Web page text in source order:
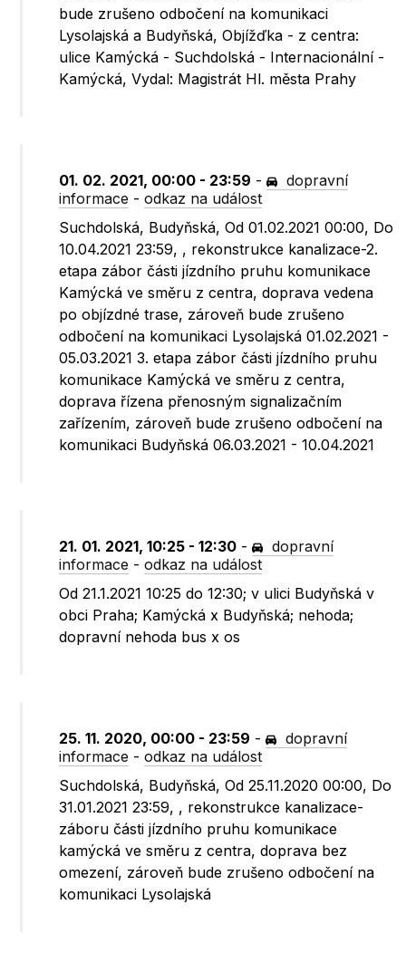
bude zrušeno odbočení na komunikaci
Lysolajská a Budyňská, Objížďka - z centra:
ulice Kamýcká - Suchdolská - Internacionální -
Kamýcká, Vydal: Magistrát Hl. města Prahy
01. 02. 2021, 00:00 - 23:59 -
dopravní
informace -odkaz na událost
Suchdolská, Budyňská, Od 01.02.2021 00:00, Do
10.04.2021 23:59, , rekonstrukce kanalizace-2.
etapa zábor části jízdního pruhu komunikace
Kamýcká ve směru z centra, doprava vedena
po objízdné trase, zároveň bude zrušeno
odbočení na komunikaci Lysolajská 01.02.2021 -
05.03.2021 3. etapa zábor části jízdního pruhu
komunikace Kamýcká ve směru z centra,
doprava řízena přenosným signalizačním
zařízením, zároveň bude zrušeno odbočení na
komunikaci Budyňská 06.03.2021 - 10.04.2021
21. 01. 2021, 10:25 - 12:30 -
dopravní
informace -odkaz na událost
Od 21.1.2021 10:25 do 12:30; v ulici Budyňská v
obci Praha; Kamýcká x Budyňská; nehoda;
dopravní nehoda bus x os
25. 11. 2020, 00:00 - 23:59 -
dopravní
informace -odkaz na událost
Suchdolská, Budyňská, Od 25.11.2020 00:00, Do
31.01.2021 23:59, , rekonstrukce kanalizace-
záboru části jízdního pruhu komunikace
kamýcká ve směru z centra, doprava bez
omezení, zároveň bude zrušeno odbočení na
komunikaci Lysolajská